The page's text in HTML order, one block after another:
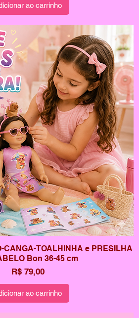
ao carrinho
CANGA-TOALHINHA e PRESILHA
Bon 36-45 cm
Preço
R$ 79,00
ao carrinho